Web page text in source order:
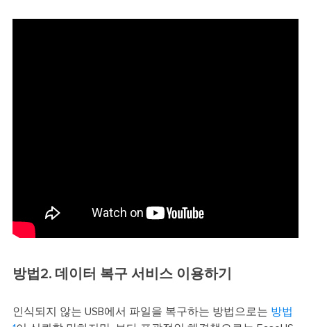
방법2. 데이터 복구 서비스 이용하기
인식되지 않는 USB에서 파일을 복구하는 방법으로는 방법